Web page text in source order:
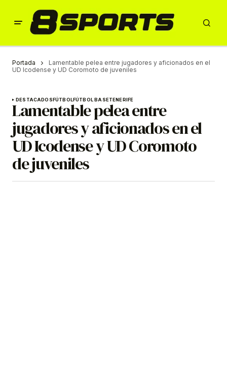
Portada
Lamentable pelea entre jugadores y aficionados en el
UD Icodense y UD Coromoto de juveniles
DESTACADOSFÚTBOLFÚTBOL BASETENERIFE
Lamentable pelea entre
jugadores y aficionados en el
UD Icodense y UD Coromoto
de juveniles